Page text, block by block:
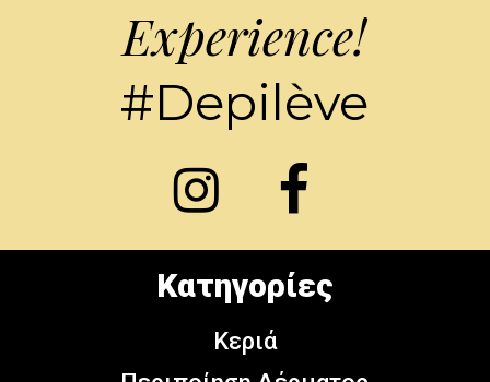
Experience!
#Depilève
Κατηγορίες
Κεριά